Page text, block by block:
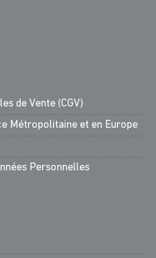
de Vente (CGV)
Métropolitaine et en Europe
Personnelles